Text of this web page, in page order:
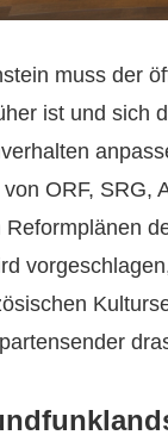
muss der
ist und sich
ORF, SRG,